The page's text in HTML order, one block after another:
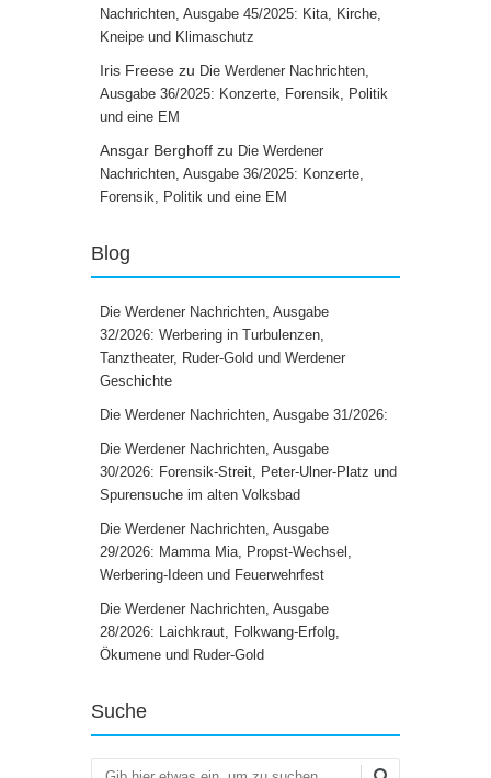
Nachrichten, Ausgabe 45/2025: Kita, Kirche,
Kneipe und Klimaschutz
Iris Freese zu Die Werdener Nachrichten,
Ausgabe 36/2025: Konzerte, Forensik, Politik
und eine EM
Ansgar Berghoff zu Die Werdener
Nachrichten, Ausgabe 36/2025: Konzerte,
Forensik, Politik und eine EM
Blog
Die Werdener Nachrichten, Ausgabe
32/2026: Werbering in Turbulenzen,
Tanztheater, Ruder-Gold und Werdener
Geschichte
Die Werdener Nachrichten, Ausgabe 31/2026:
Die Werdener Nachrichten, Ausgabe
30/2026: Forensik-Streit, Peter-Ulner-Platz und
Spurensuche im alten Volksbad
Die Werdener Nachrichten, Ausgabe
29/2026: Mamma Mia, Propst-Wechsel,
Werbering-Ideen und Feuerwehrfest
Die Werdener Nachrichten, Ausgabe
28/2026: Laichkraut, Folkwang-Erfolg,
Ökumene und Ruder-Gold
Suche
Suchen